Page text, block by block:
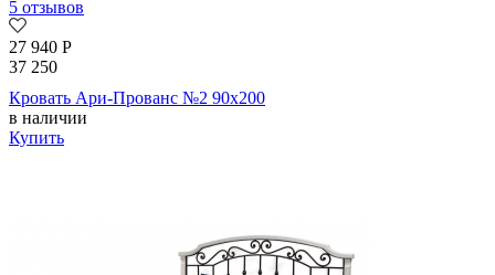
5 отзывов
27 940 Р
37 250
Кровать Ари-Прованс №2 90х200
в наличии
Купить